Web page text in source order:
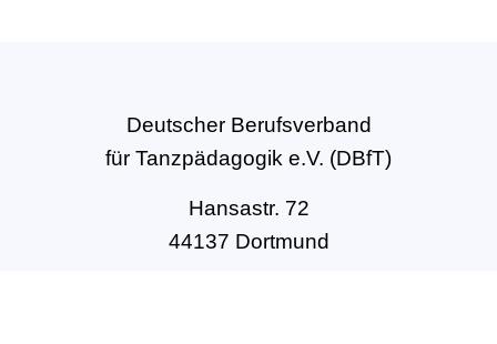
Deutscher Berufsverband
für Tanzpädagogik e.V. (DBfT)
Hansastr. 72
44137 Dortmund